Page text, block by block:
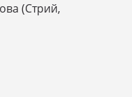
(Стрий,